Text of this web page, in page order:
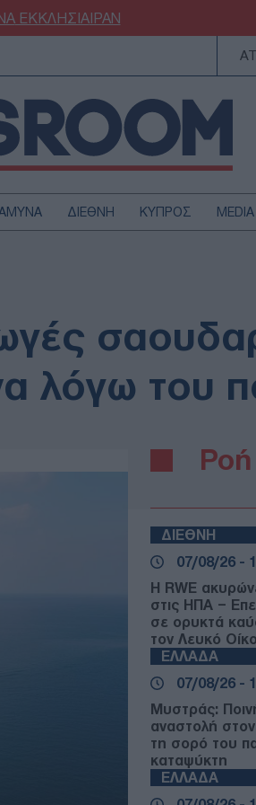
ΕΚΚΛΗΣΙΑΙΡΑΝ
ΔΙΕΘΝΗ ΚΥΠΡΟΣ MEDIA
λόγω του
ΔΙΕΘΝΗ
07/08/26 -
Η RWE
στις ΗΠΑ –
σε ορυκτά
τον Λευκό Οίκο
ΕΛΛΑΔΑ
07/08/26 -
Μυστράς:
αναστολή
τη σορό του
καταψύκτη
ΕΛΛΑΔΑ